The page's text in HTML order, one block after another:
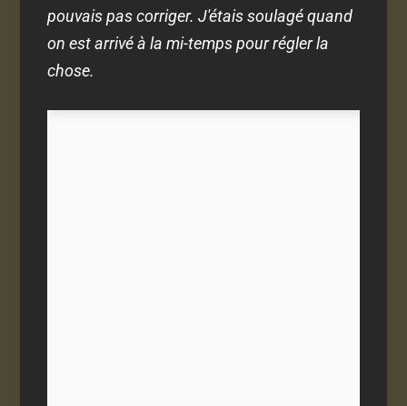
pouvais pas corriger. J'étais soulagé quand
on est arrivé à la mi-temps pour régler la
chose.